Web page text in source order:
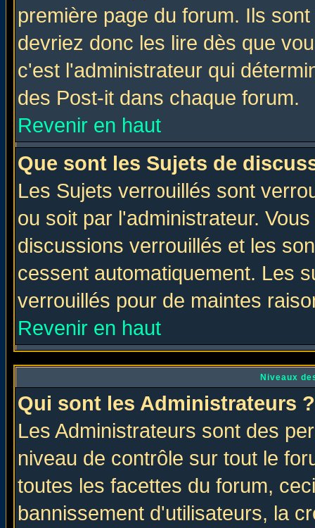
première page du forum. Ils
devriez donc les lire dès que
c'est l'administrateur qui
des Post-it dans chaque forum.
Revenir en haut
Que sont les Sujets de
Les Sujets verrouillés sont
ou soit par l'administrateur.
discussions verrouillés et les
cessent automatiquement. Les
verrouillés pour de maintes
Revenir en haut
Niveaux
Qui sont les Administrateurs ?
Les Administrateurs sont des
niveau de contrôle sur tout le
toutes les facettes du forum,
bannissement d'utilisateurs, la